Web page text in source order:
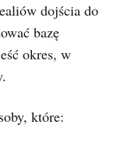
dojścia do
bazę
okres, w
które: